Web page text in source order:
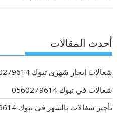
أحدث المقالات
شغالات ايجار شهري تبوك 0560279614
شغالات في تبوك 0560279614
تأجير شغالات بالشهر في تبوك 0560279614